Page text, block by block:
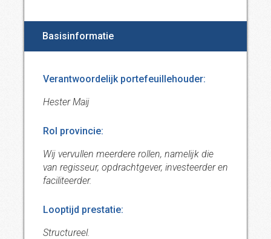
Basisinformatie
Verantwoordelijk portefeuillehouder:
Hester Maij
Rol provincie:
Wij vervullen meerdere rollen, namelijk die
van regisseur, opdrachtgever, investeerder en
faciliteerder.
Looptijd prestatie:
Structureel.